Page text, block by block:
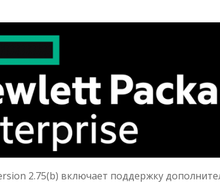
2.75(b) включает поддержку